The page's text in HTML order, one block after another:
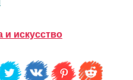
и искусство